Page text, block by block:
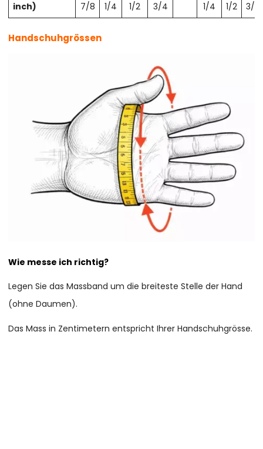
inch)
7/8
1/4
1/2
3/4
1/4
1/2
3/4
Handschuhgrössen
Wie messe ich richtig?
Legen Sie das Massband um die breiteste Stelle der Hand
(ohne Daumen).
Das Mass in Zentimetern entspricht Ihrer Handschuhgrösse.